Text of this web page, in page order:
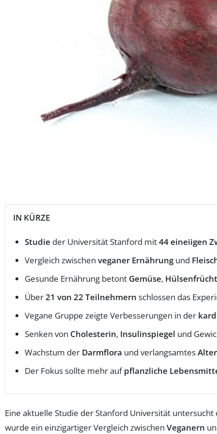
IN KÜRZE
Studie der Universität Stanford mit44 eineiigen
Vergleich zwischen veganer Ernährungund
Gesunde Ernährung betont Gemüse,
Über21 von 22 Teilnehmern schlossen das
Vegane Gruppe zeigte Verbesserungen in der
Senken von Cholesterin, Insulinspiegel und
Wachstum der Darmflora und verlangsamtes
Der Fokus sollte mehr aufpflanzliche
Eine aktuelle Studie der Stanford Universität
wurde ein einzigartiger Vergleich zwischen Veganern